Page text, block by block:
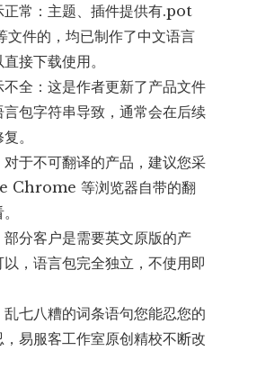
正常：主题、插件提供有.pot
件的，均已制作了中文语言
接下载使用。
不全：这是作者更新了产品文件
言包字符串导致，通常会在后续
。
对于不可翻译的产品，建议您采
Chrome 等浏览器自带的翻
部分客户是需要英文原版的产
，语言包完全独立，不使用即
乱七八糟的词条语句您能忍您的
，易服客工作室原创精校不断改